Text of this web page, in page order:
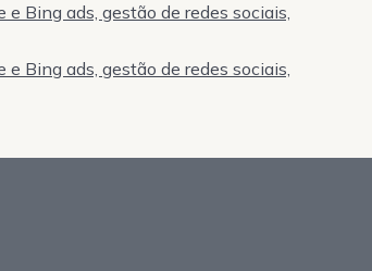
Bing ads, gestão de redes sociais,
Bing ads, gestão de redes sociais,